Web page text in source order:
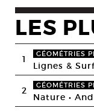
LES
1 GÉOMÉTRIES
Lignes &
2 GÉOMÉTRIES
Nature •